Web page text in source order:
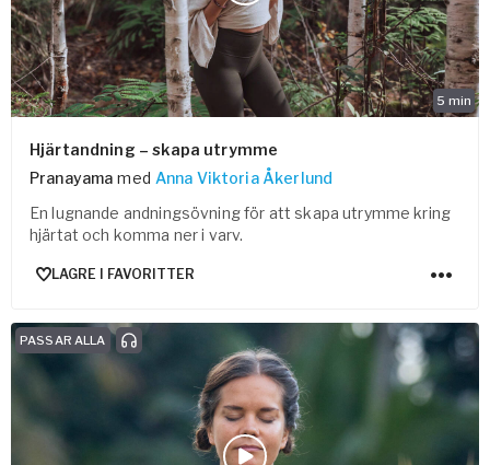
5 min
Hjärtandning – skapa utrymme
Pranayama med Anna Viktoria Åkerlund
En lugnande andningsövning för att skapa utrymme kring
hjärtat och komma ner i varv.
LAGRE I FAVORITTER
PASSAR ALLA